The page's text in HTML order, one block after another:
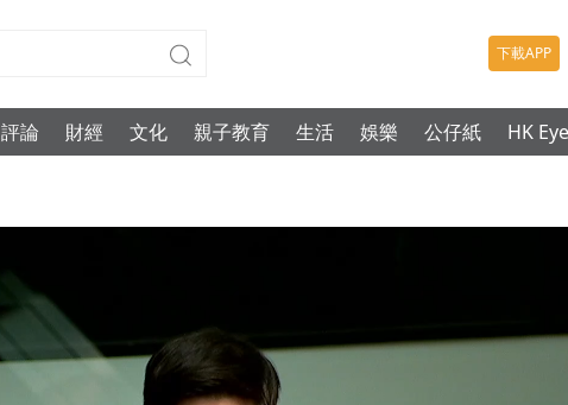
下載APP
評論 財經 文化 親子教育 生活 娛樂 公仔紙 HK Eye